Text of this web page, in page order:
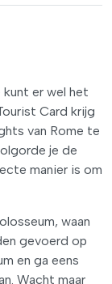
kunt er wel het
Card krijg
van Rome te
je de
manier is om
waan
gevoerd op
en ga eens
Wacht maar